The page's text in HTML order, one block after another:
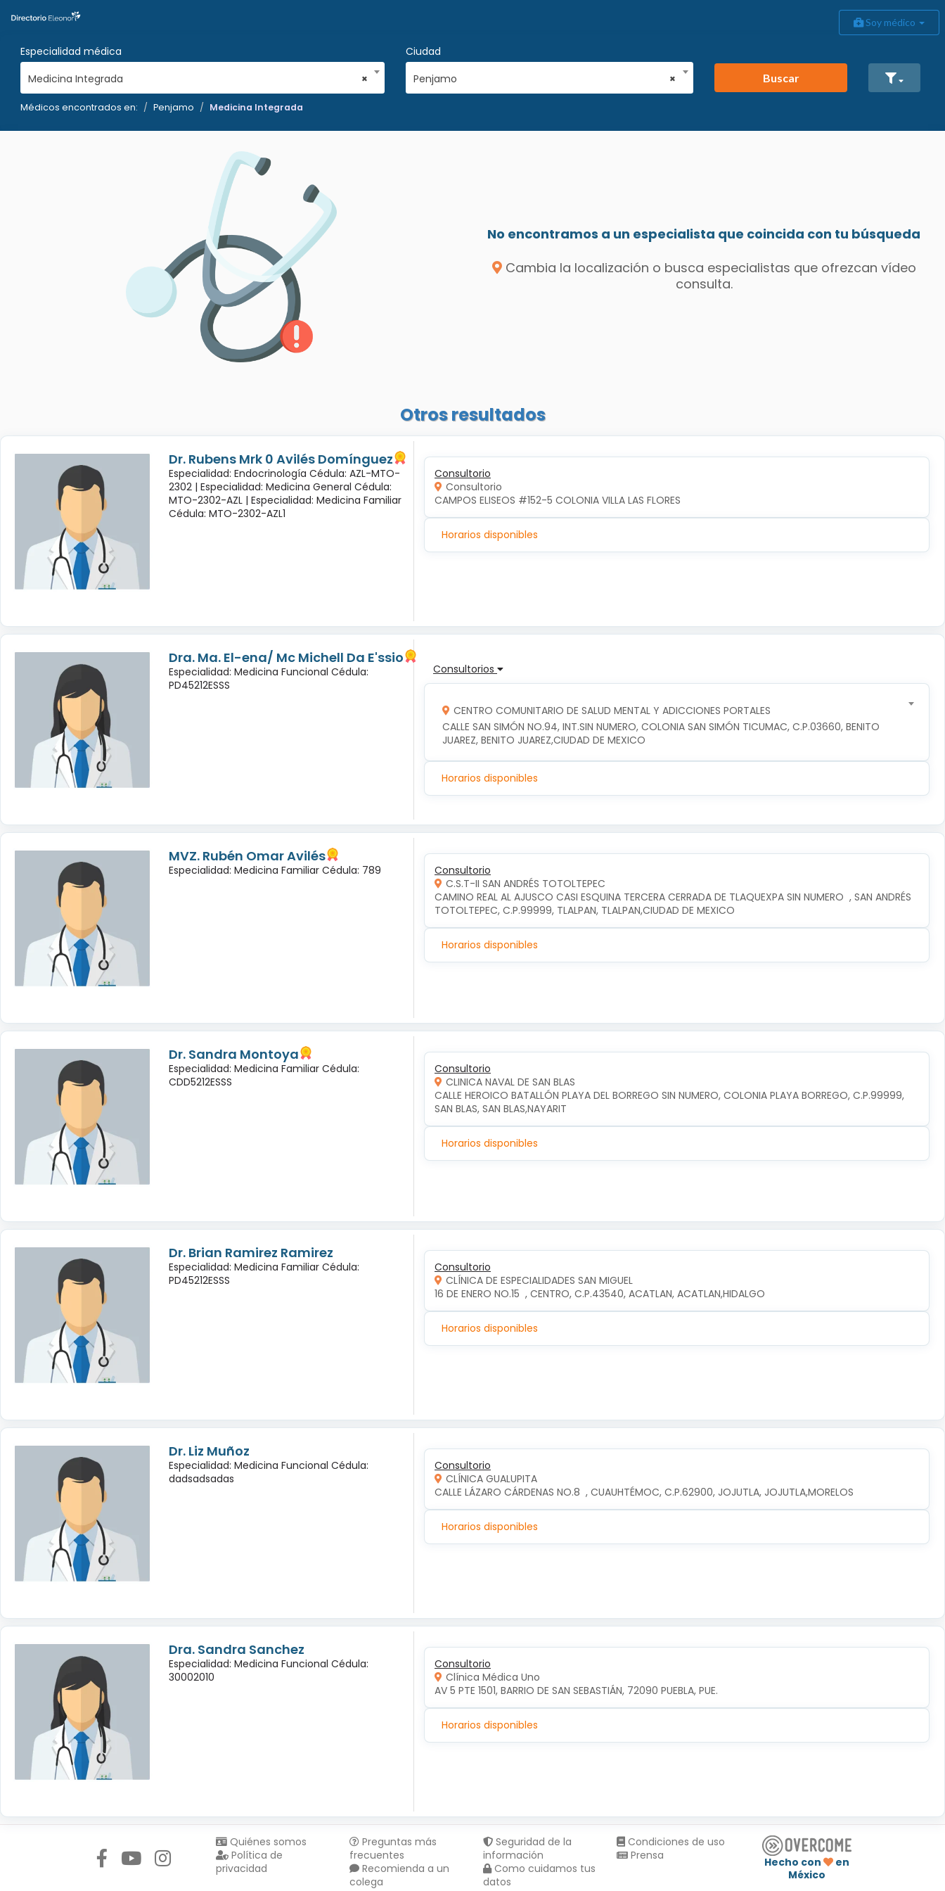
Soy médico
Especialidad médica
×
Medicina Integrada
Ciudad
×
Penjamo Buscar
Médicos encontrados en: Penjamo Medicina Integrada
No encontramos a un especialista que coincida con tu búsqueda
Cambia la localización o busca especialistas que ofrezcan vídeo
consulta.
Otros resultados
Dr. Rubens Mrk 0 Avilés Domínguez
Especialidad: Endocrinología Cédula: AZL-MTO-
2302 | Especialidad: Medicina General Cédula:
MTO-2302-AZL | Especialidad: Medicina Familiar
Cédula: MTO-2302-AZL1
Consultorio
Consultorio
CAMPOS ELISEOS #152-5 COLONIA VILLA LAS FLORES
Horarios disponibles
Dra. Ma. El-ena/ Mc Michell Da E'ssio
Especialidad: Medicina Funcional Cédula:
PD45212ESSS
Consultorios
CENTRO COMUNITARIO DE SALUD MENTAL Y ADICCIONES PORTALES
CALLE SAN SIMÓN NO.94, INT.SIN NUMERO, COLONIA SAN SIMÓN TICUMAC, C.P.03660, BENITO
JUAREZ, BENITO JUAREZ,CIUDAD DE MEXICO
Horarios disponibles
MVZ. Rubén Omar Avilés
Especialidad: Medicina Familiar Cédula: 789
Consultorio
C.S.T-II SAN ANDRÉS TOTOLTEPEC
CAMINO REAL AL AJUSCO CASI ESQUINA TERCERA CERRADA DE TLAQUEXPA SIN NUMERO  , SAN ANDRÉS
TOTOLTEPEC, C.P.99999, TLALPAN, TLALPAN,CIUDAD DE MEXICO
Horarios disponibles
Dr. Sandra Montoya
Especialidad: Medicina Familiar Cédula:
CDD5212ESSS
Consultorio
CLINICA NAVAL DE SAN BLAS
CALLE HEROICO BATALLÓN PLAYA DEL BORREGO SIN NUMERO, COLONIA PLAYA BORREGO, C.P.99999,
SAN BLAS, SAN BLAS,NAYARIT
Horarios disponibles
Dr. Brian Ramirez Ramirez
Especialidad: Medicina Familiar Cédula:
PD45212ESSS
Consultorio
CLÍNICA DE ESPECIALIDADES SAN MIGUEL
16 DE ENERO NO.15  , CENTRO, C.P.43540, ACATLAN, ACATLAN,HIDALGO
Horarios disponibles
Dr. Liz Muñoz
Especialidad: Medicina Funcional Cédula:
dadsadsadas
Consultorio
CLÍNICA GUALUPITA
CALLE LÁZARO CÁRDENAS NO.8  , CUAUHTÉMOC, C.P.62900, JOJUTLA, JOJUTLA,MORELOS
Horarios disponibles
Dra. Sandra Sanchez
Especialidad: Medicina Funcional Cédula:
30002010
Consultorio
Clínica Médica Uno
AV 5 PTE 1501, BARRIO DE SAN SEBASTIÁN, 72090 PUEBLA, PUE.
Horarios disponibles
Quiénes somos
Política de
privacidad
Preguntas más
frecuentes
Recomienda a un
colega
Seguridad de la
información
Como cuidamos tus
datos
Condiciones de uso
Prensa
Hecho con
en
México